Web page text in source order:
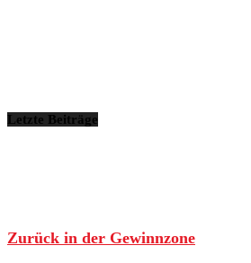
Letzte Beiträge
Zurück in der Gewinnzone